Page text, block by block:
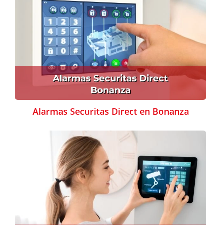
Alarmas Securitas Direct en Bonanza